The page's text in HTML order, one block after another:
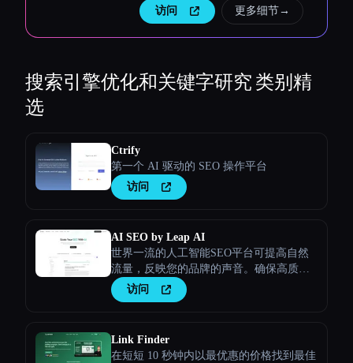
访问 更多细节→
搜索引擎优化和关键字研究类别精
选
Ctrify
第一个 AI 驱动的 SEO 操作平台
访问
AI SEO by Leap AI
世界一流的人工智能SEO平台可提高自然
流量，反映您的品牌的声音。确保高质
量、安全的内容满足您的所有需求。
访问
Link Finder
在短短 10 秒钟内以最优惠的价格找到最佳